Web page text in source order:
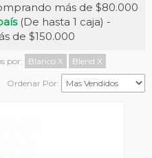
más de $80.000
(De hasta 1 caja) -
de $150.000
por: Blanco X Blend X
Ordenar Por: